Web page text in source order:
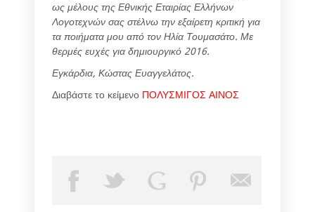
ως μέλους της Εθνικής Εταιρίας Ελλήνων
Λογοτεχνών σας στέλνω την εξαίρετη κριτική για
τα ποιήματα μου από τον Ηλία Τουμασάτο. Με
θερμές ευχές για δημιουργικό 2016.
Εγκάρδια, Κώστας Ευαγγελάτος.
Διαβάστε το κείμενο ΠΟΛΥΣΜΙΓΟΣ ΑΙΝΟΣ